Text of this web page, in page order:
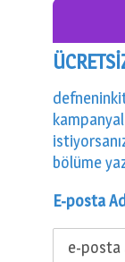
bölüme
E-posta